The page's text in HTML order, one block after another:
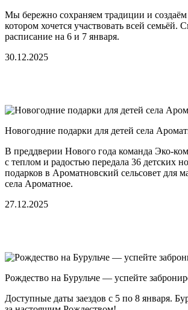
Мы бережно сохраняем традиции и создаём
котором хочется участвовать всей семьёй.
расписание на 6 и 7 января.
30.12.2025
Новогодние подарки для детей села
В преддверии Нового года команда Эко-
с теплом и радостью передала 36 детских
подарков в Ароматновский сельсовет для
села Ароматное.
27.12.2025
Рождество на Бурульче — успейте
Доступные даты заездов с 5 по 8 января.